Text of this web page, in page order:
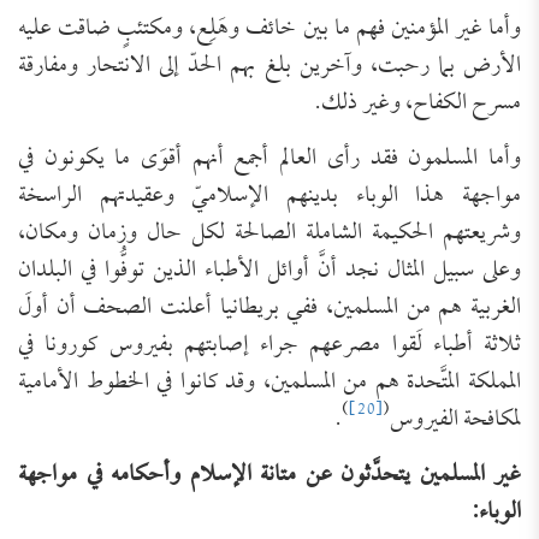
وأما غير المؤمنين فهم ما بين خائف وهَلِع، ومكتئبٍ ضاقت عليه
الأرض بما رحبت، وآخرين بلغ بهم الحدّ إلى الانتحار ومفارقة
مسرح الكفاح، وغير ذلك.
وأما المسلمون فقد رأى العالم أجمع أنهم أقوَى ما يكونون في
مواجهة هذا الوباء بدينهم الإسلاميّ وعقيدتهم الراسخة
وشريعتهم الحكيمة الشاملة الصالحة لكل حال وزمان ومكان،
وعلى سبيل المثال نجد أنَّ أوائل الأطباء الذين توفُّوا في البلدان
الغربية هم من المسلمين، ففي بريطانيا أعلنت الصحف أن أولَ
ثلاثة أطباء لَقوا مصرعهم جراء إصابتهم بفيروس كورونا في
المملكة المتَّحدة هم من المسلمين، وقد كانوا في الخطوط الأمامية
لمكافحة الفيروس(
[20]
)
.
غير المسلمين يتحدَّثون عن متانة الإسلام وأحكامه في مواجهة
الوباء: